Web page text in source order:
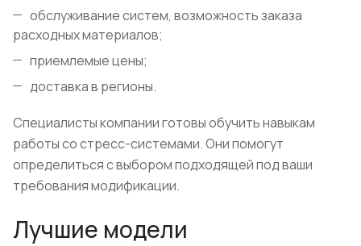
обслуживание систем, возможность заказа
расходных материалов;
приемлемые цены;
доставка в регионы.
Специалисты компании готовы обучить навыкам
работы со стресс-системами. Они помогут
определиться с выбором подходящей под ваши
требования модификации.
Лучшие модели